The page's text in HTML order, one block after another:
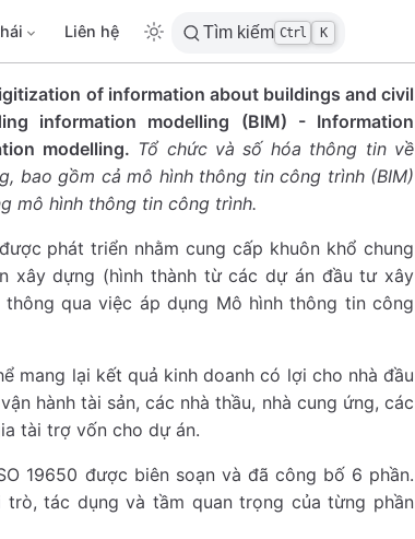
Liên hệ Tìm kiếm Ctrl K
of information about buildings and civil
information modelling (BIM) - Information
modelling. Tổ chức và số hóa thông tin về
bao gồm cả mô hình thông tin công trình (BIM)
mô hình thông tin công trình.
phát triển nhằm cung cấp khuôn khổ chung
xây dựng (hình thành từ các dự án đầu tư xây
qua việc áp dụng Mô hình thông tin công
mang lại kết quả kinh doanh có lợi cho nhà đầu
hành tài sản, các nhà thầu, nhà cung ứng, các
tài trợ vốn cho dự án.
19650 được biên soạn và đã công bố 6 phần.
tác dụng và tầm quan trọng của từng phần